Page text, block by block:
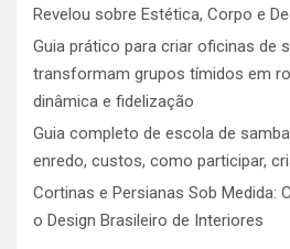
Revelou sobre Estética, Corpo e
Guia prático para criar oficinas de
transformam grupos tímidos em
dinâmica e fidelização
Guia completo de escola de
enredo, custos, como participar,
Cortinas e Persianas Sob Medida:
o Design Brasileiro de Interiores